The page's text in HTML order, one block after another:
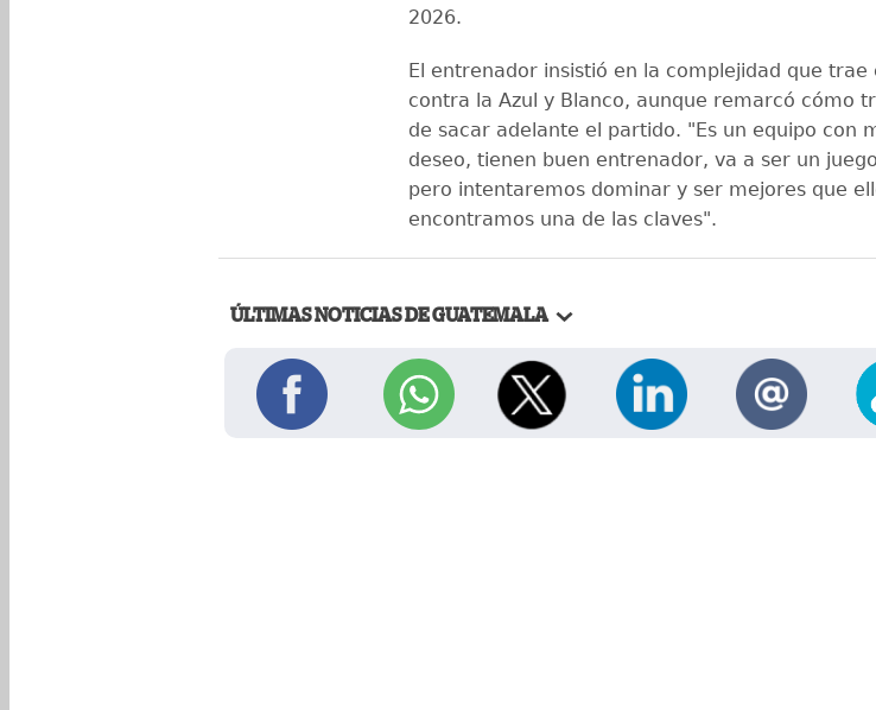
2026.
El entrenador insistió en la complejidad que trae
contra la Azul y Blanco, aunque remarcó cómo
de sacar adelante el partido. "Es un equipo con
deseo, tienen buen entrenador, va a ser un
pero intentaremos dominar y ser mejores que
encontramos una de las claves".
ÚLTIMAS NOTICIAS DE GUATEMALA